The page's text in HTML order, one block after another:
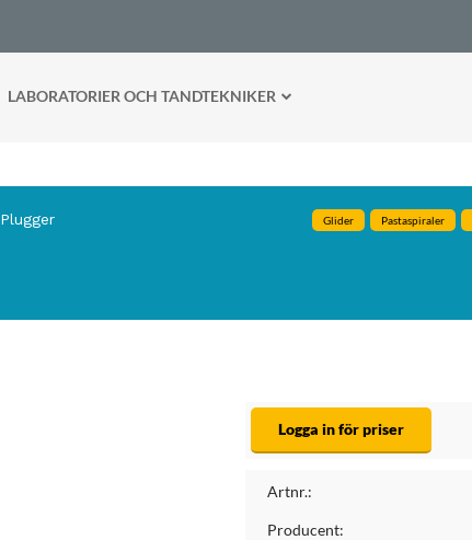
LABORATORIER OCH TANDTEKNIKER
Plugger Glider Pastaspiraler
Logga in för priser
Artnr.:
Producent: